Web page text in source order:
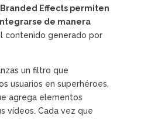
Branded Effects permiten
de manera
contenido generado por
un filtro que
usuarios en superhéroes,
agrega elementos
vídeos. Cada vez que